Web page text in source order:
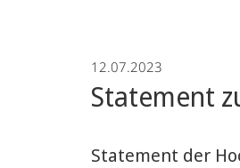
Marburg
12.07.2023
Statement
Statement der